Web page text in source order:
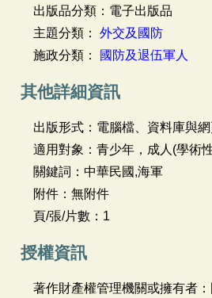
出版品分類：電子出版品
主題分類： 外交及國防
施政分類：
國防及退伍軍人
其他詳細資訊
出版形式：電腦檔、資料庫與
適用對象：青少年，成人(學術
關鍵詞：中華民國,海軍
附件：無附件
頁/張/片數：1
授權資訊
著作財產權管理機關或擁有者